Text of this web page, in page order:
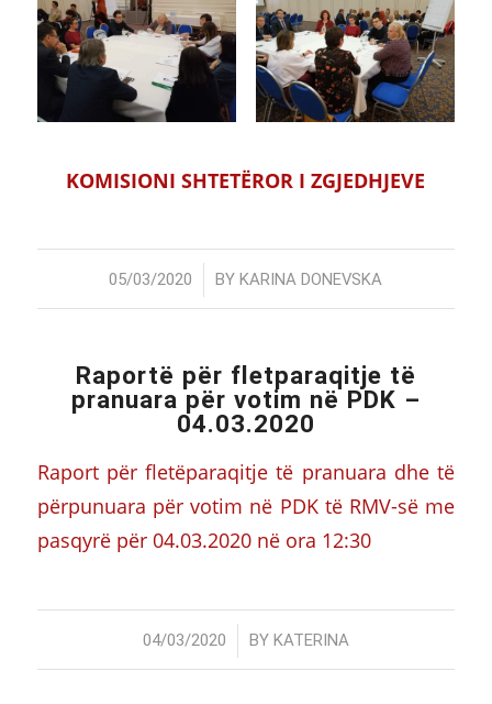
KOMISIONI SHTETËROR I ZGJEDHJEVE
05/03/2020
/ BYKARINA DONEVSKA
Raportë për fletparaqitje të
pranuara për votim në PDK –
04.03.2020
Raport për fletëparaqitje të pranuara dhe të
përpunuara për votim në PDK të RMV-së me
pasqyrë për 04.03.2020 në ora 12:30
04/03/2020
/ BY KATERINA